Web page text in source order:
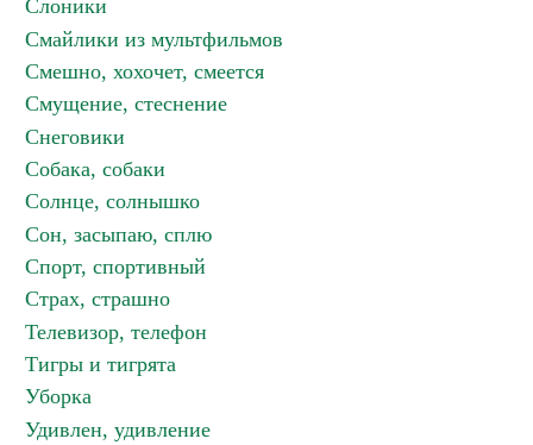
Слоники
Смайлики из мультфильмов
Смешно, хохочет, смеется
Смущение, стеснение
Снеговики
Собака, собаки
Солнце, солнышко
Сон, засыпаю, сплю
Спорт, спортивный
Страх, страшно
Телевизор, телефон
Тигры и тигрята
Уборка
Удивлен, удивление